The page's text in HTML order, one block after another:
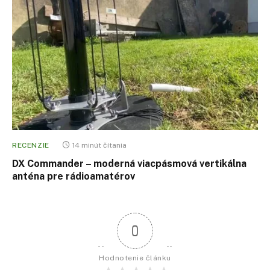
RECENZIE 14 minút čítania
DX Commander – moderná viacpásmová vertikálna
anténa pre rádioamatérov
0
Hodnotenie článku